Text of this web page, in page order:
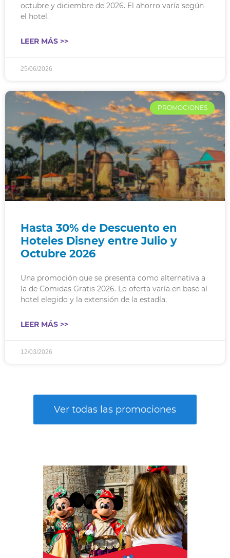
octubre y diciembre de 2026. El ahorro varía según
el hotel.
LEER MÁS >>
25/06/2026
PROMOCIONES
Hasta 30% de Descuento en
Hoteles Disney entre Julio y
Octubre 2026​
Una promoción que se presenta como alternativa a
la de Comidas Gratis 2026. Lo oferta varía en base al
hotel elegido y la extensión de la estadía.
LEER MÁS >>
12/03/2026
Ver todas las promociones